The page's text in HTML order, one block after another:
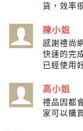
貨，效率
陳小姐
感謝禮尚
快速的完
已經使用
高小姐
禮品因都
家可以購